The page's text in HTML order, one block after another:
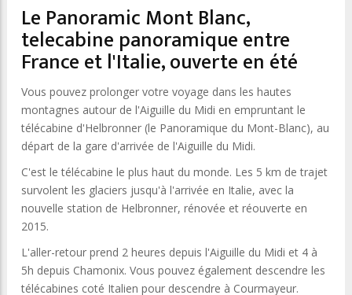
Le Panoramic Mont Blanc,
telecabine panoramique entre
France et l'Italie, ouverte en été
Vous pouvez prolonger votre voyage dans les hautes
montagnes autour de l'Aiguille du Midi en empruntant le
télécabine d'Helbronner (le Panoramique du Mont-Blanc), au
départ de la gare d'arrivée de l'Aiguille du Midi.
C'est le télécabine le plus haut du monde. Les 5 km de trajet
survolent les glaciers jusqu'à l'arrivée en Italie, avec la
nouvelle station de Helbronner, rénovée et réouverte en
2015.
L'aller-retour prend 2 heures depuis l'Aiguille du Midi et 4 à
5h depuis Chamonix. Vous pouvez également descendre les
télécabines coté Italien pour descendre à Courmayeur.